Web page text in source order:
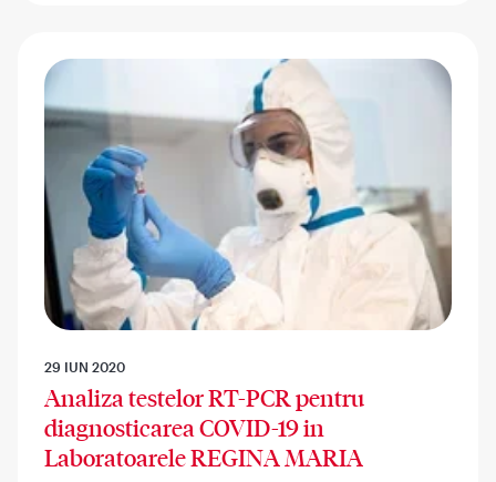
29 IUN 2020
Analiza testelor RT-PCR pentru
diagnosticarea COVID-19 in
Laboratoarele REGINA MARIA